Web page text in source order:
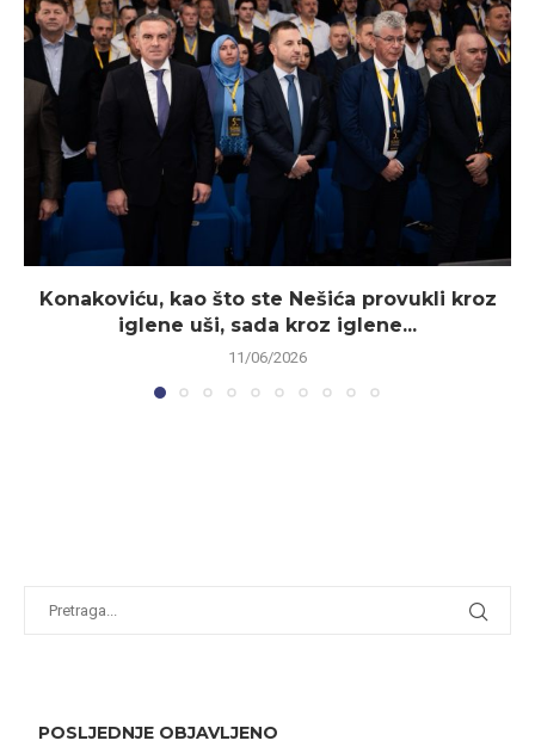
Konakoviću, kao što ste Nešića provukli kroz
iglene uši, sada kroz iglene...
11/06/2026
POSLJEDNJE OBJAVLJENO